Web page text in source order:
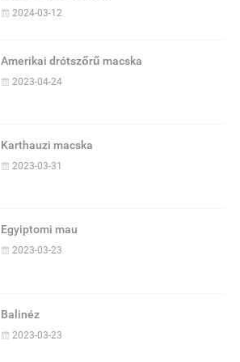
2024-03-12
Amerikai drótszőrű macska
2023-04-24
Karthauzi macska
2023-03-31
Egyiptomi mau
2023-03-23
Balinéz
2023-03-23